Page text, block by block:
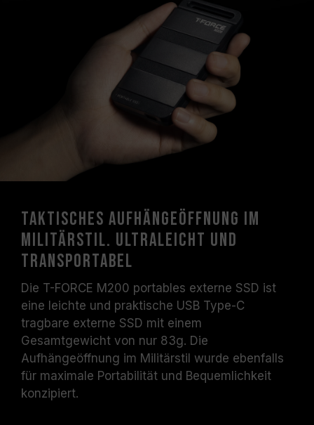
Taktisches Aufhängeöffnung im
Militärstil. Ultraleicht und
transportabel
Die T-FORCE M200 portables externe SSD ist
eine leichte und praktische USB Type-C
tragbare externe SSD mit einem
Gesamtgewicht von nur 83g. Die
Aufhängeöffnung im Militärstil wurde ebenfalls
für maximale Portabilität und Bequemlichkeit
konzipiert.